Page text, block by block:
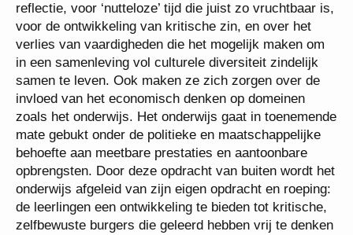
reflectie, voor ‘nutteloze’ tijd die juist zo vruchtbaar is,
voor de ontwikkeling van kritische zin, en over het
verlies van vaardigheden die het mogelijk maken om
in een samenleving vol culturele diversiteit zindelijk
samen te leven. Ook maken ze zich zorgen over de
invloed van het economisch denken op domeinen
zoals het onderwijs. Het onderwijs gaat in toenemende
mate gebukt onder de politieke en maatschappelijke
behoefte aan meetbare prestaties en aantoonbare
opbrengsten. Door deze opdracht van buiten wordt het
onderwijs afgeleid van zijn eigen opdracht en roeping:
de leerlingen een ontwikkeling te bieden tot kritische,
zelfbewuste burgers die geleerd hebben vrij te denken